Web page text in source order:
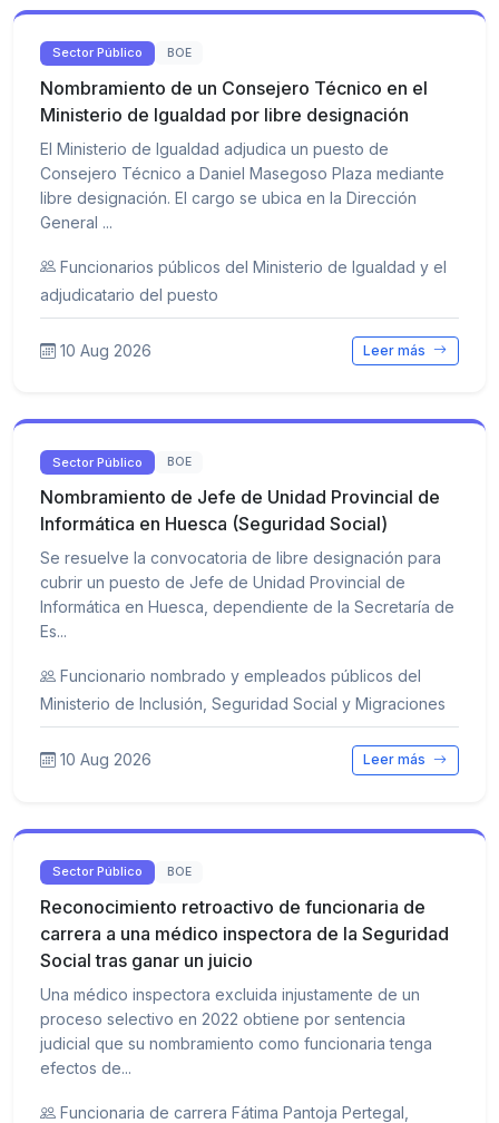
Sector Público BOE
Nombramiento de un Consejero Técnico en el
Ministerio de Igualdad por libre designación
El Ministerio de Igualdad adjudica un puesto de
Consejero Técnico a Daniel Masegoso Plaza mediante
libre designación. El cargo se ubica en la Dirección
General ...
Funcionarios públicos del Ministerio de Igualdad y el
adjudicatario del puesto
10 Aug 2026 Leer más
Sector Público BOE
Nombramiento de Jefe de Unidad Provincial de
Informática en Huesca (Seguridad Social)
Se resuelve la convocatoria de libre designación para
cubrir un puesto de Jefe de Unidad Provincial de
Informática en Huesca, dependiente de la Secretaría de
Es...
Funcionario nombrado y empleados públicos del
Ministerio de Inclusión, Seguridad Social y Migraciones
10 Aug 2026 Leer más
Sector Público BOE
Reconocimiento retroactivo de funcionaria de
carrera a una médico inspectora de la Seguridad
Social tras ganar un juicio
Una médico inspectora excluida injustamente de un
proceso selectivo en 2022 obtiene por sentencia
judicial que su nombramiento como funcionaria tenga
efectos de...
Funcionaria de carrera Fátima Pantoja Pertegal,